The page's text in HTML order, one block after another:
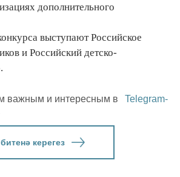
дополнительного
выступают Российское
и Российский детско-
важным и интересным в
Telegram-
керегез